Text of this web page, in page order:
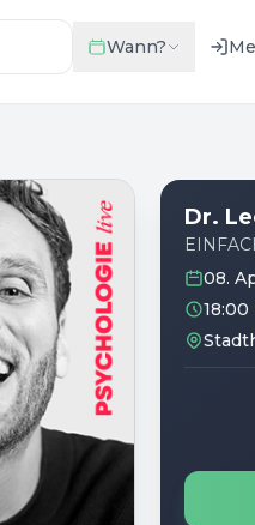
Wann?
Dr.
08.
18:00